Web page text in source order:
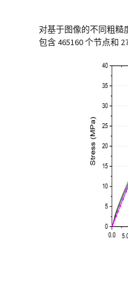
对基于图像的不同粗糙
包含 465160 个节点和